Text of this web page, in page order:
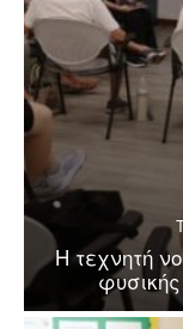
Η τεχνητή